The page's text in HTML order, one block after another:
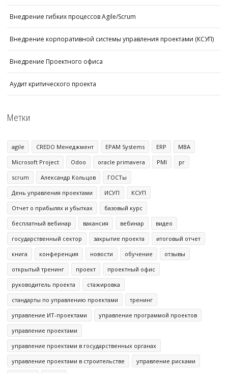
Внедрение гибких процессов Agile/Scrum
Внедрение корпоративной системы управления проектами (КСУП)
Внедрение Проектного офиса
Аудит критического проекта
Метки
agile CREDO Менеджмент EPAM Systems ERP
MBA
Microsoft Project
Odoo oracle primavera PMI
pr
scrum
Александр Кольцов
ГОСТы
День управления проектами
ИСУП
КСУП
Отчет о прибылях и убытках
базовый курс
бесплатный вебинар
вакансия вебинар
видео
государственный сектор
закрытие проекта
итоговый отчет
книга
конференция новости обучение
отзывы
открытый тренинг
проект
проектный офис
руководитель проекта
стажировка
стандарты по управлению проектами
тренинг
управление ИТ-проектами
управление программой проектов
управление проектами
управление проектами в государственных органах
управление проектами в строительстве
управление рисками